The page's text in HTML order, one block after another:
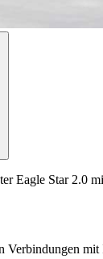
Eagle Star 2.0